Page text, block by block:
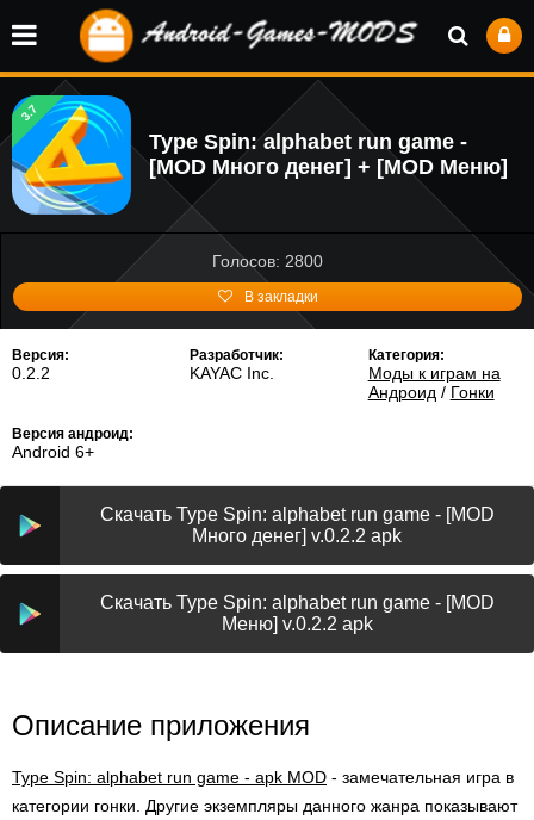
3.7
Type Spin: alphabet run game -
[MOD Много денег] + [MOD Меню]
Голосов: 2800
В закладки
Версия:
0.2.2
Разработчик:
KAYAC Inc.
Категория:
Моды к играм на
Андроид / Гонки
Версия андроид:
Android 6+
Скачать Type Spin: alphabet run game - [MOD
Много денег] v.0.2.2 apk
Скачать Type Spin: alphabet run game - [MOD
Меню] v.0.2.2 apk
Описание приложения
Type Spin: alphabet run game - apk MOD - замечательная игра в
категории гонки. Другие экземпляры данного жанра показывают